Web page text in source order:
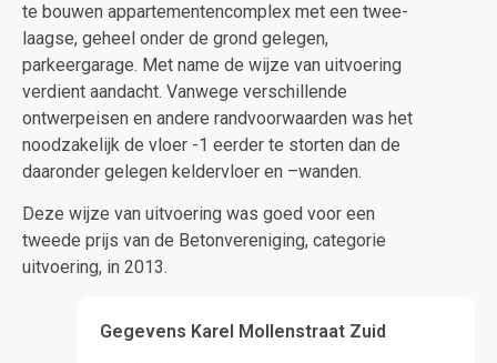
te bouwen appartementencomplex met een twee-
laagse, geheel onder de grond gelegen,
parkeergarage. Met name de wijze van uitvoering
verdient aandacht. Vanwege verschillende
ontwerpeisen en andere randvoorwaarden was het
noodzakelijk de vloer -1 eerder te storten dan de
daaronder gelegen keldervloer en –wanden.
Deze wijze van uitvoering was goed voor een
tweede prijs van de Betonvereniging, categorie
uitvoering, in 2013.
Gegevens Karel Mollenstraat Zuid